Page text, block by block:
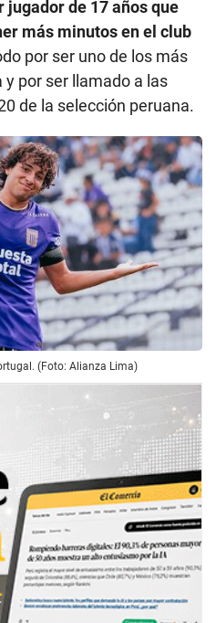
de 17 años que
más minutos en el club
por ser uno de los más
por ser llamado a las
de la selección peruana.
(Foto: Alianza Lima)